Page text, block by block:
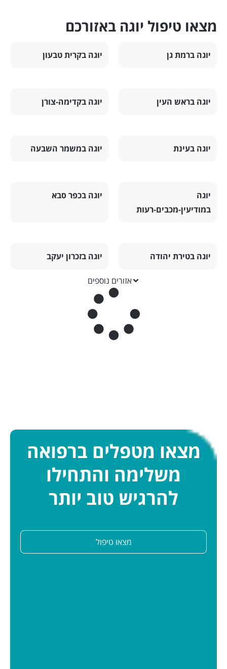
מצאו טיפול יוגה באזורכם
יוגה ברמת גן יוגה בקרית טבעון
יוגה בראש העין יוגה בקדימה-צורן
יוגה בעינת יוגה במשמר השבעה
יוגה
במודיעין-מכבים-רעות
יוגה בכפר סבא
יוגה בטירת יהודה יוגה בזכרון יעקב
אזורים נוספים
מצאו מטפלים ברפואה
משלימה והתחילו
להרגיש טוב יותר
מצאו טיפול